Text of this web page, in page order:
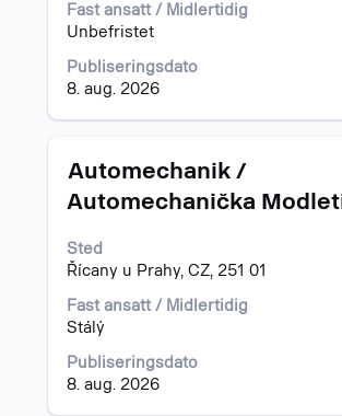
Fast ansatt / Midlertidig
Unbefristet
Publiseringsdato
8. aug. 2026
innholdet
i
jobbinformasjonen.
Tittel
Automechanik /
Automechanička
Sted
Řícany u Prahy, CZ, 251 01
Fast ansatt / Midlertidig
Stálý
Publiseringsdato
8. aug. 2026
Velg
mellomromstasten
å
vise
det
fullstendige
innholdet
i
jobbinformasjonen.